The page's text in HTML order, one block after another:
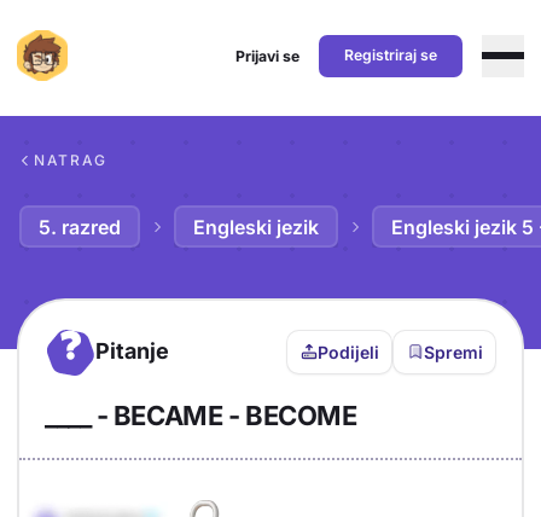
Prijavi se Registriraj se
NATRAG
5. razred Engleski jezik Engleski jezik
? Pitanje Podijeli Spremi
____ - BECAME - BECOME
Odgovor
Objašnjenje